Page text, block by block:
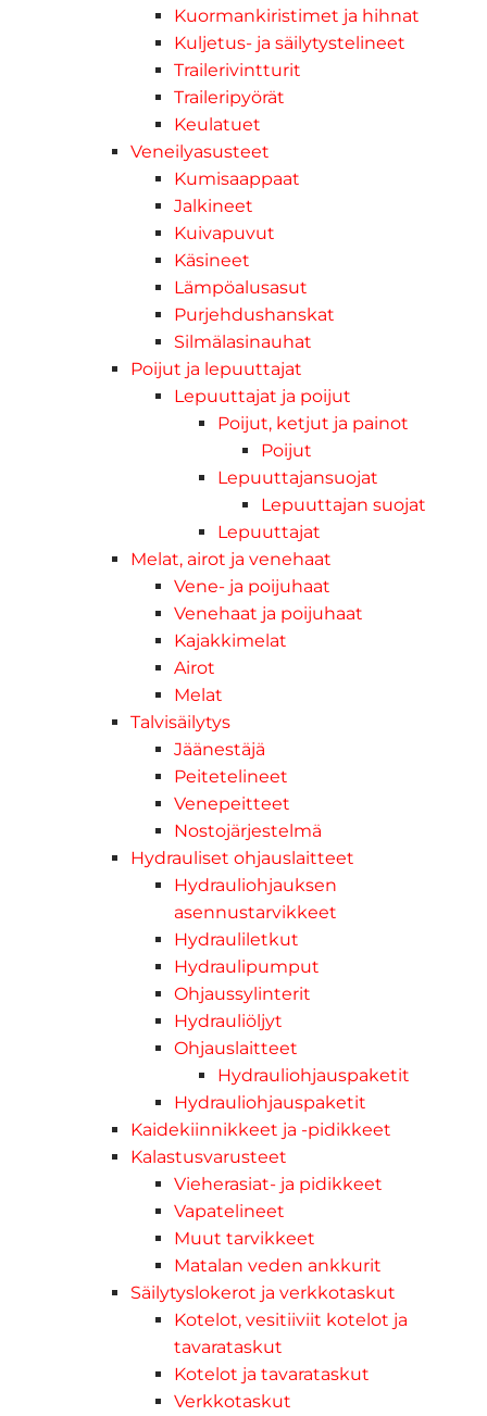
Kuormankiristimet ja hihnat
Kuljetus- ja säilytystelineet
Trailerivintturit
Traileripyörät
Keulatuet
Veneilyasusteet
Kumisaappaat
Jalkineet
Kuivapuvut
Käsineet
Lämpöalusasut
Purjehdushanskat
Silmälasinauhat
Poijut ja lepuuttajat
Lepuuttajat ja poijut
Poijut, ketjut ja painot
Poijut
Lepuuttajansuojat
Lepuuttajan suojat
Lepuuttajat
Melat, airot ja venehaat
Vene- ja poijuhaat
Venehaat ja poijuhaat
Kajakkimelat
Airot
Melat
Talvisäilytys
Jäänestäjä
Peitetelineet
Venepeitteet
Nostojärjestelmä
Hydrauliset ohjauslaitteet
Hydrauliohjauksen
asennustarvikkeet
Hydrauliletkut
Hydraulipumput
Ohjaussylinterit
Hydrauliöljyt
Ohjauslaitteet
Hydrauliohjauspaketit
Hydrauliohjauspaketit
Kaidekiinnikkeet ja -pidikkeet
Kalastusvarusteet
Vieherasiat- ja pidikkeet
Vapatelineet
Muut tarvikkeet
Matalan veden ankkurit
Säilytyslokerot ja verkkotaskut
Kotelot, vesitiiviit kotelot ja
tavarataskut
Kotelot ja tavarataskut
Verkkotaskut